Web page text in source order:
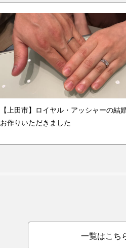
【上田市】ロイヤル・アッシャーの結
お作りいただきました
一覧はこち